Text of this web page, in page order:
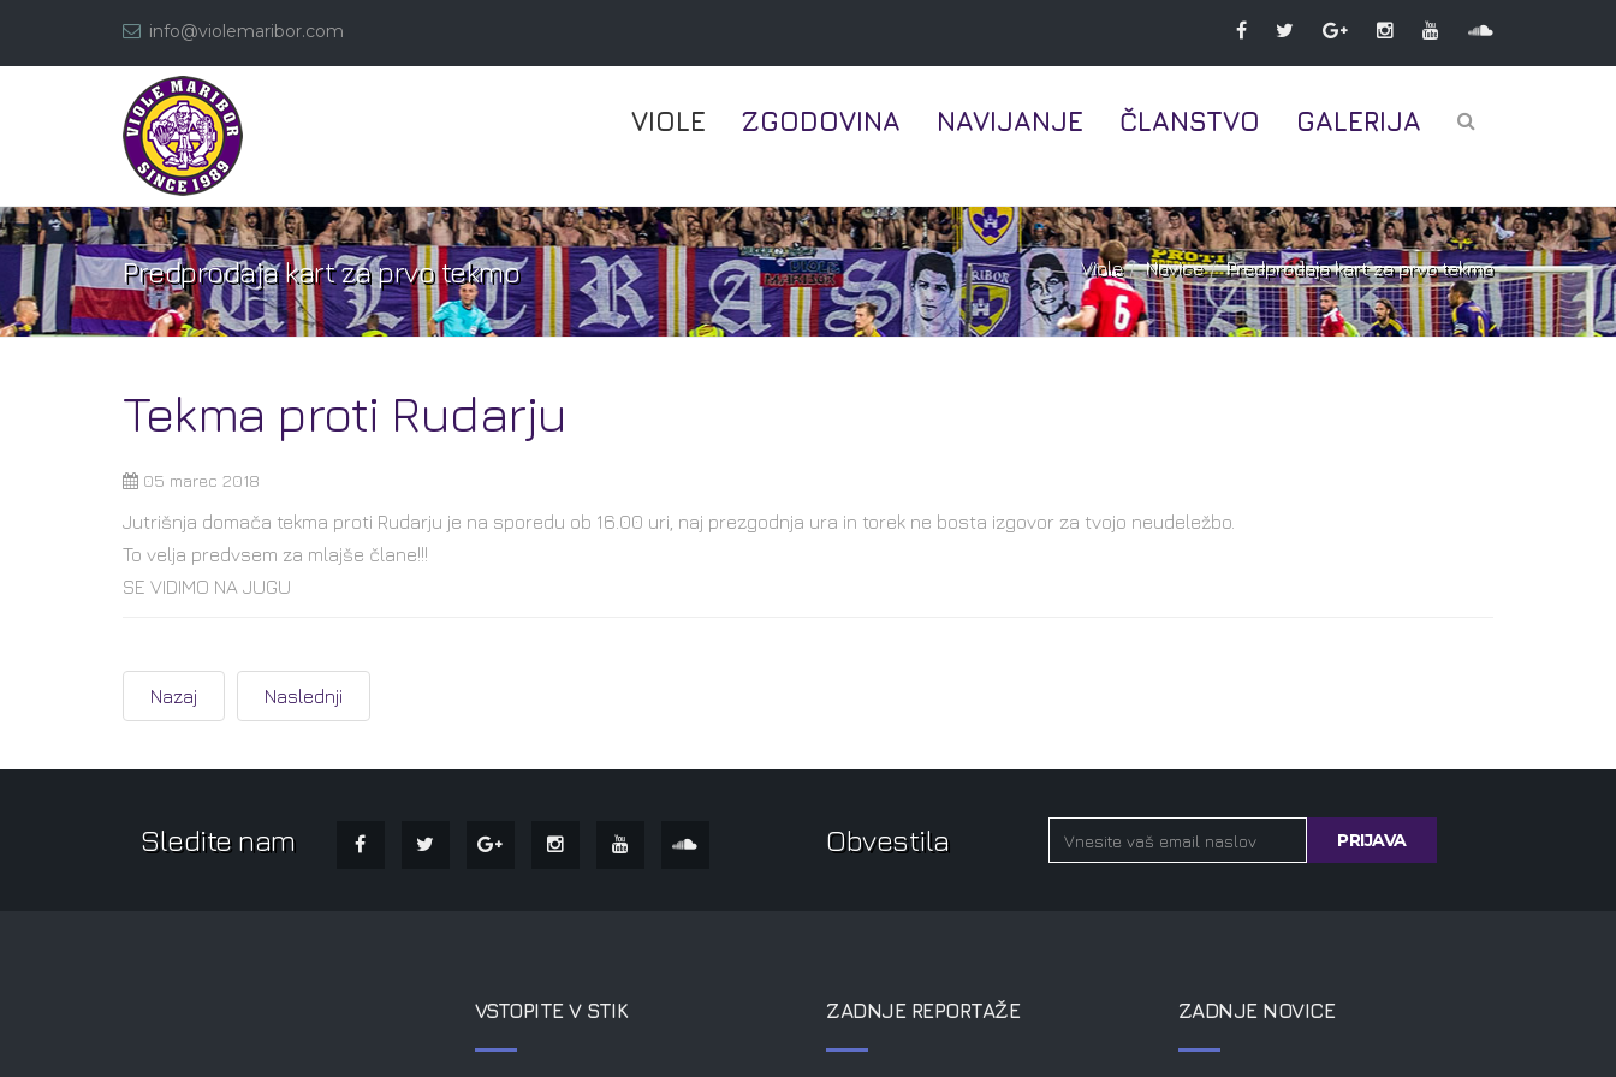
info@violemaribor.com
VIOLE ZGODOVINA NAVIJANJE ČLANSTVO GALERIJA
Predprodaja kart za prvo tekmo Viole Novice Predprodaja kart za prvo tekmo
Tekma proti Rudarju
05 marec 2018
Jutrišnja domača tekma proti Rudarju je na sporedu ob 16.00 uri, naj prezgodnja ura in torek ne bosta izgovor za tvojo neudeležbo.
To velja predvsem za mlajše člane!!!
SE VIDIMO NA JUGU
Nazaj Naslednji
Sledite nam Obvestila
VSTOPITE V STIK ZADNJE REPORTAŽE ZADNJE NOVICE